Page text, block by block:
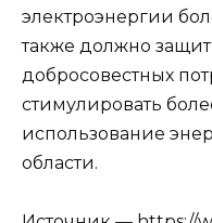
электроэнергии
также должно
добросовестных
стимулировать
использование
области.